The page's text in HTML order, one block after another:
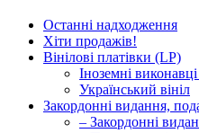
Останні надходження
Хіти продажів!
Вінілові платівки (LP)
Іноземні виконавці
Український вініл
Закордонні видання,
– Закордонні